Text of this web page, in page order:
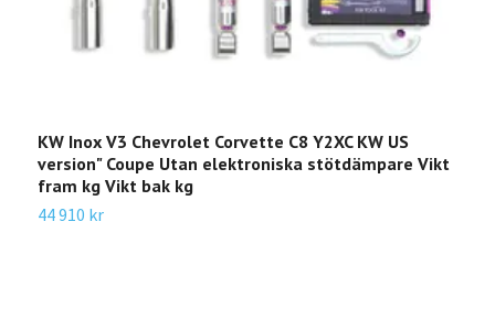
KW Inox V3 Chevrolet Corvette C8 Y2XC KW US
version" Coupe Utan elektroniska stötdämpare Vikt
fram kg Vikt bak kg
44 910 kr